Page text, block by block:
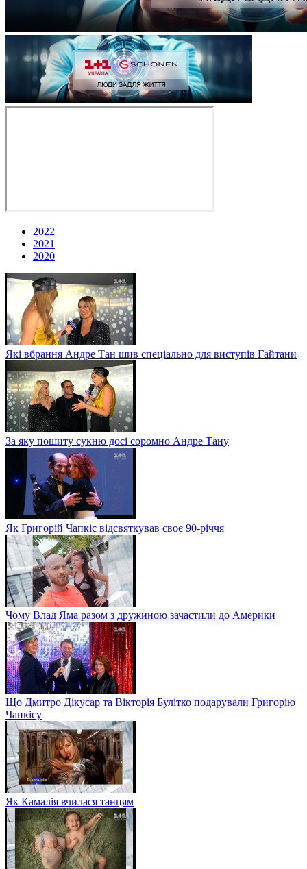
2022
2021
2020
Які вбрання Андре Тан шив спеціально для виступів Гайтани
За яку пошиту сукню досі соромно Андре Тану
Як Григорій Чапкіс відсвяткував своє 90-річчя
Чому Влад Яма разом з дружиною зачастили до Америки
Що Дмитро Дікусар та Вікторія Булітко подарували Григорію
Чапкісу
Як Камалія вчилася танцям